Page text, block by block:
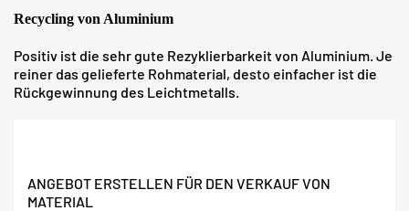
Recycling von Aluminium
Positiv ist die sehr gute Rezyklierbarkeit von Aluminium. Je
reiner das gelieferte Rohmaterial, desto einfacher ist die
Rückgewinnung des Leichtmetalls.
ANGEBOT ERSTELLEN FÜR DEN VERKAUF VON
MATERIAL